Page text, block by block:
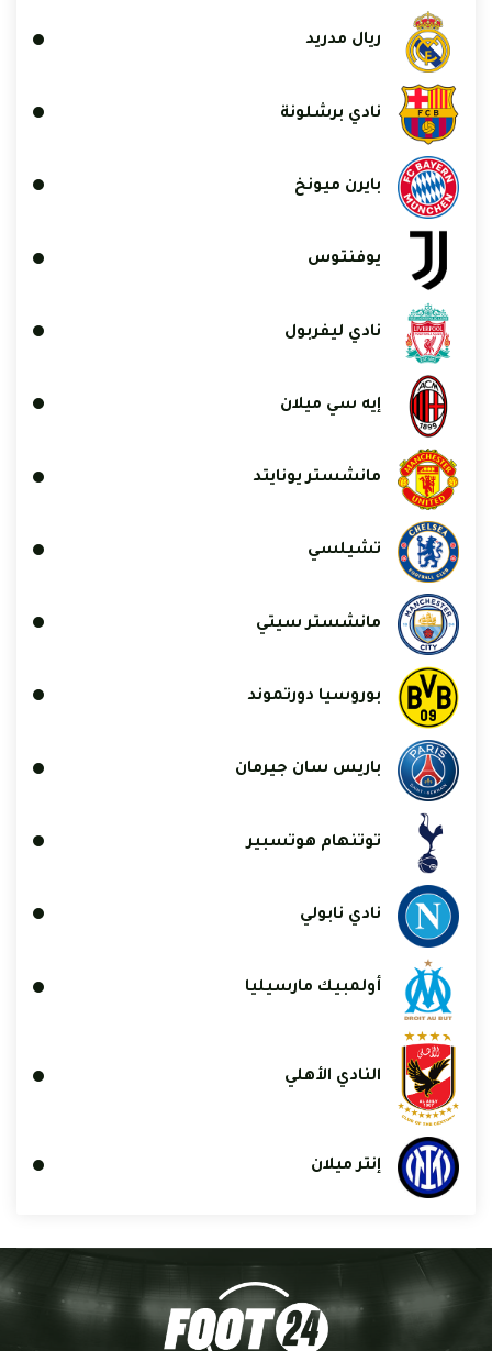
ريال مدريد
نادي برشلونة
بايرن ميونخ
يوفنتوس
نادي ليفربول
إيه سي ميلان
مانشستر يونايتد
تشيلسي
مانشستر سيتي
بوروسيا دورتموند
باريس سان جيرمان
توتنهام هوتسبير
نادي نابولي
أولمبيك مارسيليا
النادي الأهلي
إنتر ميلان